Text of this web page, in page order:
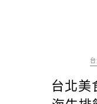
台北美